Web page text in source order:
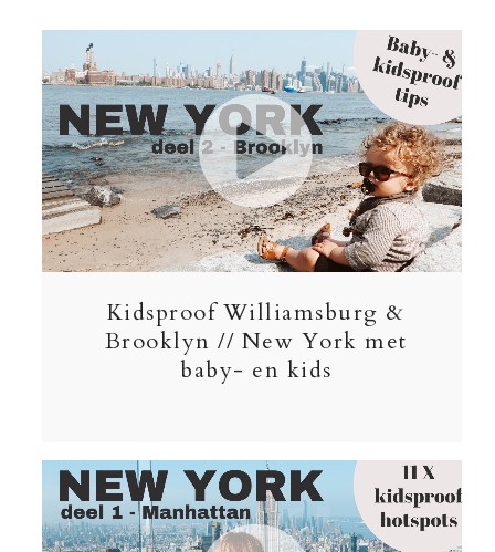
Kidsproof Williamsburg &
Brooklyn // New York met
baby- en kids